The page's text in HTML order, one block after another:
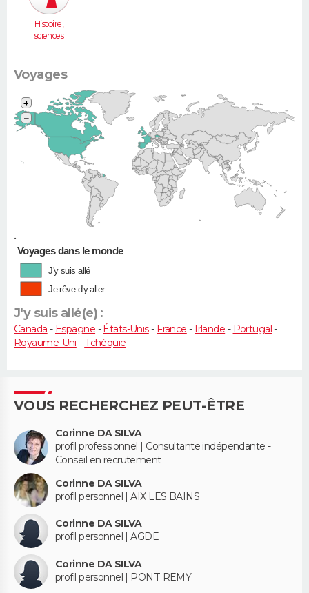
Histoire,
sciences
Voyages
•
+
−
Voyages dans le monde
J'y suis allé
Je rêve d'y aller
J'y suis allé(e) :
Canada - Espagne -États-Unis- France - Irlande - Portugal-
Royaume-Uni - Tchéquie
VOUS RECHERCHEZ PEUT-ÊTRE
Corinne DA SILVA
profil professionnel | Consultante indépendante -
Conseil en recrutement
Corinne DA SILVA
profil personnel | AIX LES BAINS
Corinne DA SILVA
profil personnel | AGDE
Corinne DA SILVA
profil personnel | PONT REMY